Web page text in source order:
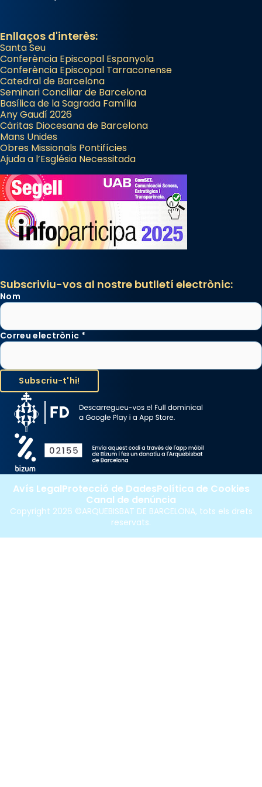
Enllaços d'interès:
Santa Seu
Conferència Episcopal Espanyola
Conferència Episcopal Tarraconense
Catedral de Barcelona
Seminari Conciliar de Barcelona
Basílica de la Sagrada Família
Any Gaudí 2026
Càritas Diocesana de Barcelona
Mans Unides
Obres Missionals Pontifícies
Ajuda a l’Església Necessitada
Subscriviu-vos al nostre butlletí electrònic:
Nom
Correu electrònic *
Copyright 2026 ©ARQUEBISBAT DE BARCELONA, tots els drets
reservats.
Avís LegalProtecció de DadesPolítica de Cookies
Canal de denúncia